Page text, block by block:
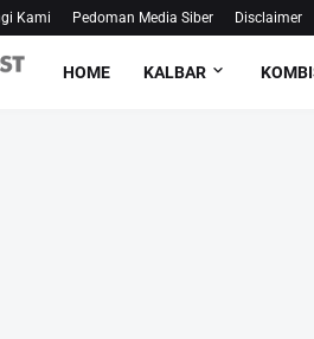
Kami Pedoman Media Siber Disclaimer
HOME KALBAR